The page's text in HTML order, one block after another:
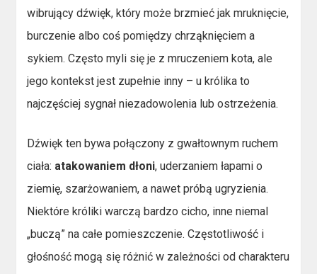
wibrujący dźwięk, który może brzmieć jak mruknięcie,
burczenie albo coś pomiędzy chrząknięciem a
sykiem. Często myli się je z mruczeniem kota, ale
jego kontekst jest zupełnie inny – u królika to
najczęściej sygnał niezadowolenia lub ostrzeżenia.
Dźwięk ten bywa połączony z gwałtownym ruchem
ciała: atakowaniem dłoni, uderzaniem łapami o
ziemię, szarżowaniem, a nawet próbą ugryzienia.
Niektóre króliki warczą bardzo cicho, inne niemal
„buczą” na całe pomieszczenie. Częstotliwość i
głośność mogą się różnić w zależności od charakteru